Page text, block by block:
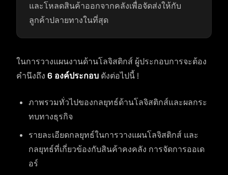
และโหลดสินค้าออกจากคลังเพื่อจัดส่งให้กับ
ลูกค้าปลายทางในที่สุด
ในการวางแผนงานด้านโลจิสติกส์ ผู้ประกอบการจะต้อง
คำนึงถึง 6 องค์ประกอบ ดังต่อไปนี้ !
ภาพรวมทั่วไปของกลยุทธ์ด้านโลจิสติกส์และผลกระ
ทบทางธุรกิจ
รายละเอียดกลยุทธ์ในการวางแผนโลจิสติกส์ และ
กลยุทธ์ที่เกี่ยวข้องกับสินค้าคงคลัง การจัดการออเด
อร์